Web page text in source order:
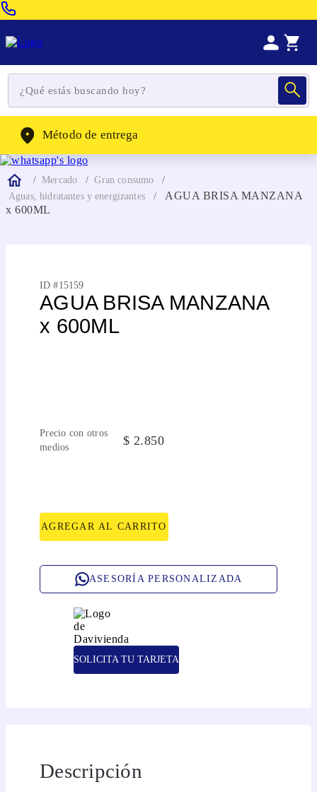
WhatsApp: (302) 262-4104
Método de entrega
Mercado
Gran consumo
Aguas, hidratantes y energizantes
AGUA BRISA MANZANA
x 600ML
ID #15159
AGUA BRISA MANZANA
x 600ML
Precio con otros
medios
$ 2.850
AGREGAR AL CARRITO
ASESORÍA PERSONALIZADA
SOLICITA TU TARJETA
Descripción